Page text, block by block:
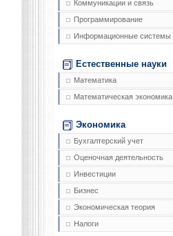
Коммуникации и связь
Программирование
Информационные системы
Естественные науки
Математика
Математическая экономика
Экономика
Бухгалтерский учет
Оценочная деятельность
Инвестиции
Бизнес
Экономическая теория
Налоги